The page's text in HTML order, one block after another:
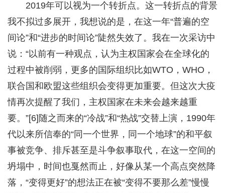
2019年可以视为一个转折点。这一转折点的背景
我不拟过多展开，我想说的是，在这一年“普遍的空
间论”和“进步的时间论”陡然失效了。我在一次采访中
说：“以前有一种观点，认为主权国家会在全球化的
过程中被削弱，更多的国际组织比如WTO，WHO，
联合国和欧盟这些组织会变得更加重要。但这次大疫
情再次提醒了我们，主权国家在未来会越来越重
要。”[6]随之而来的“冷战”和“热战”交替上演，1990年
代以来所信奉的“同一个世界，同一个地球”的和平叙
事被竞争、排斥甚至是斗争叙事取代，在这一空间的
坍塌中，时间也戛然而止，好像从某一个高点突然降
落，“变得更好”的想法正在被“变得不要那么差”慢慢